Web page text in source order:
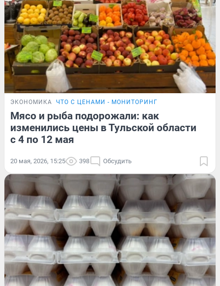
ЭКОНОМИКА ЧТО С ЦЕНАМИ - МОНИТОРИНГ
Мясо и рыба подорожали: как
изменились цены в Тульской области
с 4 по 12 мая
20 мая, 2026, 15:25 398 Обсудить